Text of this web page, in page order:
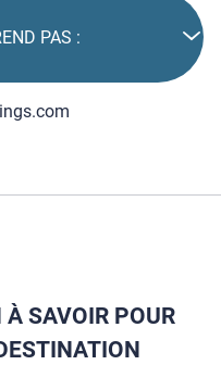
PAS :
SAVOIR POUR